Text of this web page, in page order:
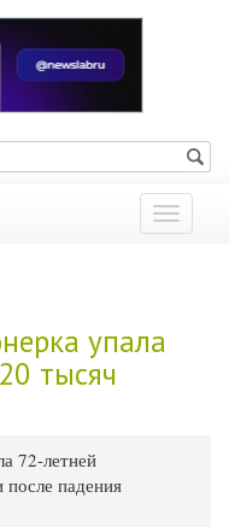
Показать
меню
упала
тысяч
72-летней
после падения